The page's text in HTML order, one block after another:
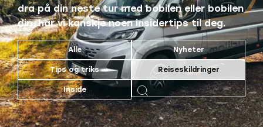
dra på din neste tur med bobilen eller bobilen
din, har vi kanskje noen insidertips til deg.
Alle Nyheter
Tips og triks Reiseskildringer
Inside